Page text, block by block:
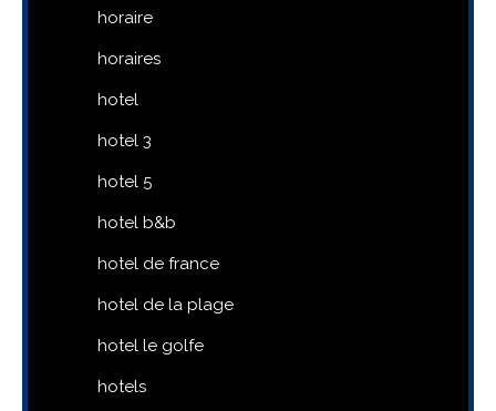
horaire
horaires
hotel
hotel 3
hotel 5
hotel b&b
hotel de france
hotel de la plage
hotel le golfe
hotels